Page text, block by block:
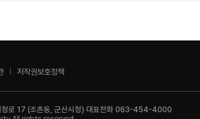
저작권보호정책
청로 17 (조촌동, 군산시청) 대표전화 063-454-4000